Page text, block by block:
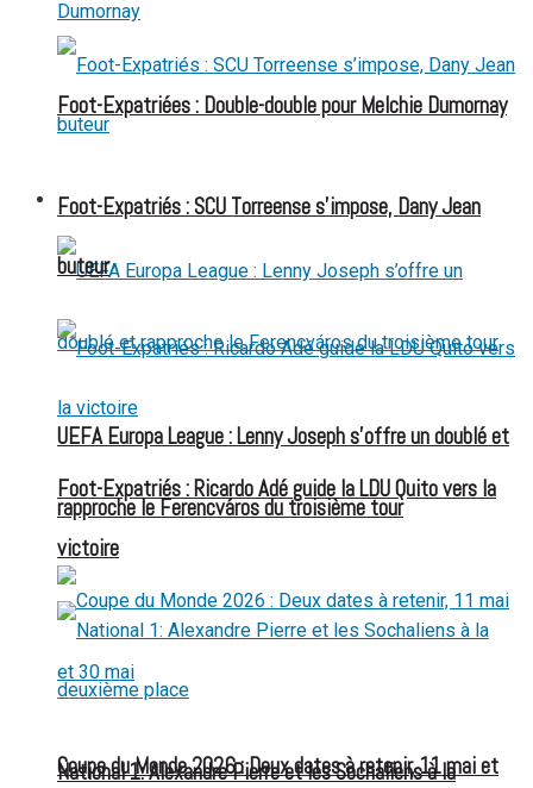
Foot-Expatriées : Double-double pour Melchie Dumornay
FOOT EXPATRIÉS
UEFA Europa League : Lenny Joseph s’offre un doublé et
rapproche le Ferencváros du troisième tour
Coupe du Monde 2026 : Deux dates à retenir, 11 mai et
Foot-Expatriés : SCU Torreense s’impose, Dany Jean
buteur
Foot-Expatriés : Ricardo Adé guide la LDU Quito vers la
victoire
National 1: Alexandre Pierre et les Sochaliens à la